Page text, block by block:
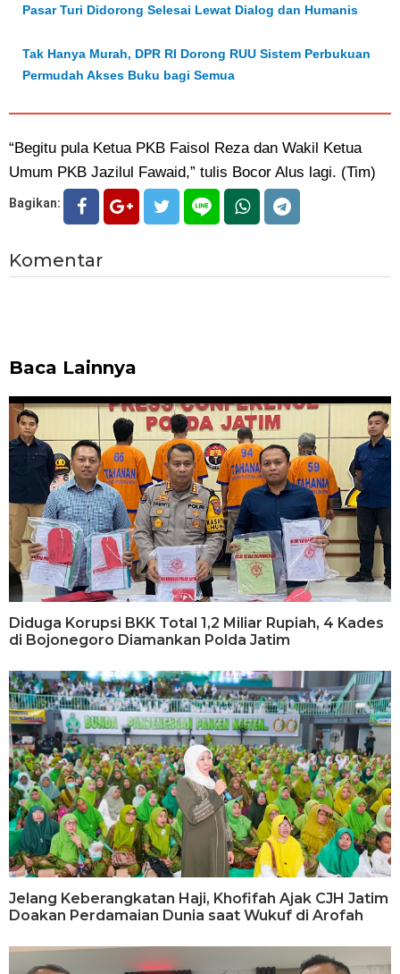
Pasar Turi Didorong Selesai Lewat Dialog dan Humanis
Tak Hanya Murah, DPR RI Dorong RUU Sistem Perbukuan
Permudah Akses Buku bagi Semua
“Begitu pula Ketua PKB Faisol Reza dan Wakil Ketua
Umum PKB Jazilul Fawaid,” tulis Bocor Alus lagi. (Tim)
Bagikan:
Komentar
Baca Lainnya
Diduga Korupsi BKK Total 1,2 Miliar Rupiah, 4 Kades
di Bojonegoro Diamankan Polda Jatim
Jelang Keberangkatan Haji, Khofifah Ajak CJH Jatim
Doakan Perdamaian Dunia saat Wukuf di Arofah